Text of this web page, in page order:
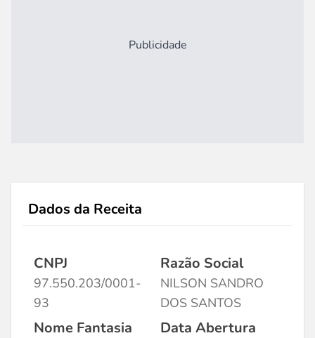
Publicidade
Dados da Receita
CNPJ
97.550.203/0001-
93
Razão Social
NILSON SANDRO
DOS SANTOS
Nome Fantasia Data Abertura